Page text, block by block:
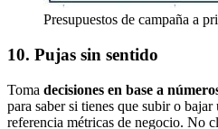
Presupuestos de campaña a
10. Pujas sin sentido
Toma decisiones en base a
para saber si tienes que subir o
referencia métricas de negocio. No